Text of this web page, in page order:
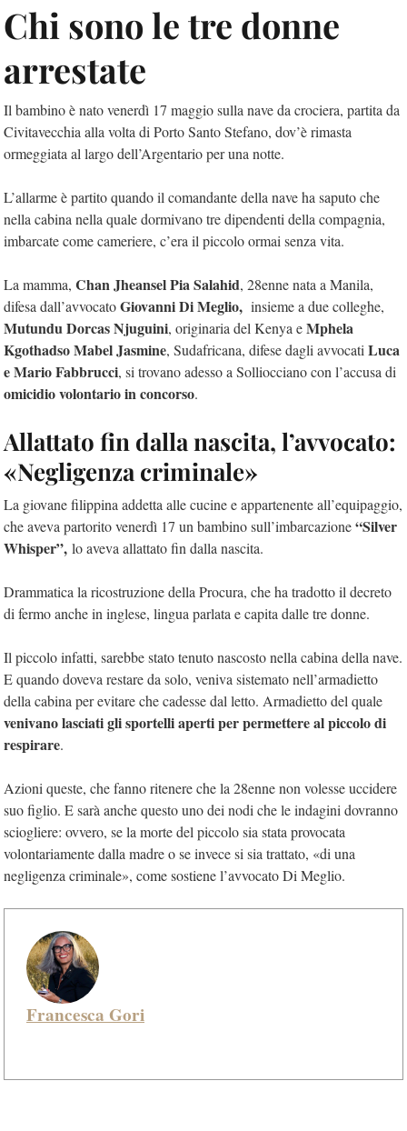
Chi sono le tre donne
arrestate
Il bambino è nato venerdì 17 maggio sulla nave da crociera, partita da
Civitavecchia alla volta di Porto Santo Stefano, dov’è rimasta
ormeggiata al largo dell’Argentario per una notte.
L’allarme è partito quando il comandante della nave ha saputo che
nella cabina nella quale dormivano tre dipendenti della compagnia,
imbarcate come cameriere, c’era il piccolo ormai senza vita.
La mamma, Chan Jheansel Pia Salahid, 28enne nata a Manila,
difesa dall’avvocatoGiovanni Di Meglio, insieme a due colleghe,
Mutundu Dorcas Njuguini, originaria del Kenya eMphela
Kgothadso Mabel Jasmine, Sudafricana, difese dagli avvocati Luca
e Mario Fabbrucci, si trovano adesso a Solliocciano con l’accusa di
omicidio volontario in concorso.
Allattato fin dalla nascita, l’avvocato:
«Negligenza criminale»
La giovane filippina addetta alle cucine e appartenente all’equipaggio,
che aveva partorito venerdì 17 un bambino sull’imbarcazione“Silver
Whisper”, lo aveva allattato fin dalla nascita.
Drammatica la ricostruzione della Procura, che ha tradotto il decreto
di fermo anche in inglese, lingua parlata e capita dalle tre donne.
Il piccolo infatti, sarebbe stato tenuto nascosto nella cabina della nave.
E quando doveva restare da solo, veniva sistemato nell’armadietto
della cabina per evitare che cadesse dal letto. Armadietto del quale
venivano lasciati gli sportelli aperti per permettere al piccolo di
respirare.
Azioni queste, che fanno ritenere che la 28enne non volesse uccidere
suo figlio. E sarà anche questo uno dei nodi che le indagini dovranno
sciogliere: ovvero, se la morte del piccolo sia stata provocata
volontariamente dalla madre o se invece si sia trattato, «di una
negligenza criminale», come sostiene l’avvocato Di Meglio.
Francesca Gori